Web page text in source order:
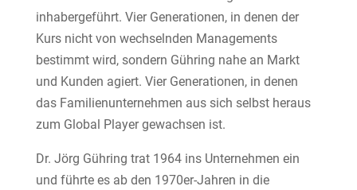
inhabergeführt. Vier Generationen, in denen der
Kurs nicht von wechselnden Managements
bestimmt wird, sondern Gühring nahe an Markt
und Kunden agiert. Vier Generationen, in denen
das Familienunternehmen aus sich selbst heraus
zum Global Player gewachsen ist.
Dr. Jörg Gühring trat 1964 ins Unternehmen ein
und führte es ab den 1970er-Jahren in die